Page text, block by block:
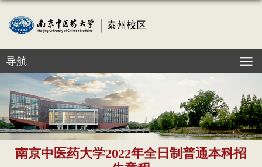
导航
南京中医药大学2022年全日制普通本科招